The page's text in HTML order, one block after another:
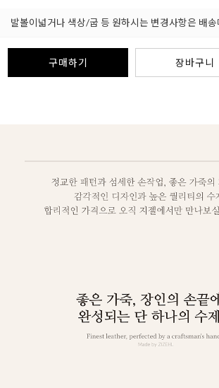
발볼이넓거나 색상/굽 등 원하시는 변경사항은 배
구매하기 장바구니